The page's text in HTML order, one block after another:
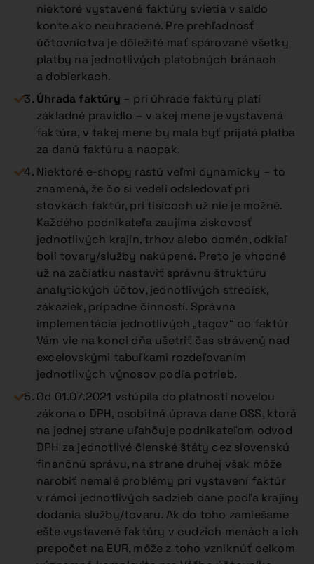
niektoré vystavené faktúry svietia v saldo
konte ako neuhradené. Pre prehľadnosť
účtovníctva je dôležité mať spárované všetky
platby na jednotlivých platobných bránach
a dobierkach.
Úhrada faktúry – pri úhrade faktúry platí
základné pravidlo – v akej mene je vystavená
faktúra, v takej mene by mala byť prijatá platba
za danú faktúru a naopak.
Niektoré e-shopy rastú veľmi dynamicky – to
znamená, že čo si vedeli odsledovať pri
stovkách faktúr, pri tisícoch už nie je možné.
Každého podnikateľa zaujíma ziskovosť
jednotlivých krajín, trhov alebo domén, odkiaľ
boli tovary/služby nakúpené. Preto je vhodné
už na začiatku nastaviť správnu štruktúru
analytických účtov, jednotlivých stredísk,
zákaziek, prípadne činností. Správna
implementácia jednotlivých „tagov“ do faktúr
Vám vie na konci dňa ušetriť čas strávený nad
excelovskými tabuľkami rozdeľovaním
jednotlivých výnosov podľa potrieb.
Od 01.07.2021 vstúpila do platnosti novelou
zákona o DPH, osobitná úprava dane OSS, ktorá
na jednej strane uľahčuje podnikateľom odvod
DPH za jednotlivé členské štáty cez slovenskú
finančnú správu, na strane druhej však môže
narobiť nemalé problémy pri vystavení faktúr
v rámci jednotlivých sadzieb dane podľa krajiny
dodania služby/tovaru. Ak do toho zamiešame
ešte vystavené faktúry v cudzích menách a ich
prepočet na EUR, môže z toho vzniknúť celkom